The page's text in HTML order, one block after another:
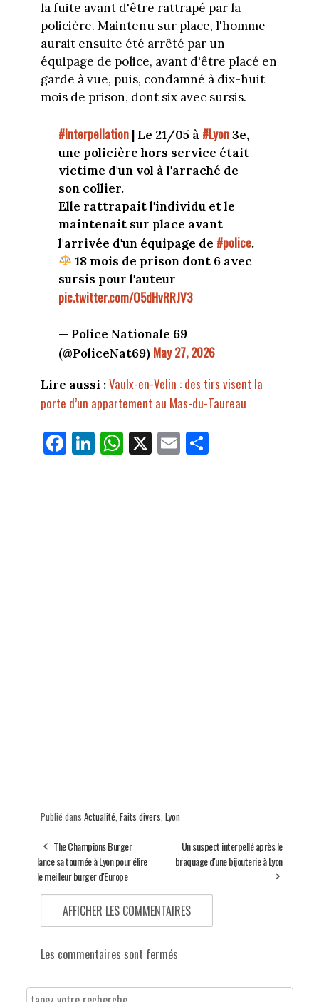
la fuite avant d'être rattrapé par la
policière. Maintenu sur place, l'homme
aurait ensuite été arrêté par un
équipage de police, avant d'être placé en
garde à vue, puis, condamné à dix-huit
mois de prison, dont six avec sursis.
#Interpellation | Le 21/05 à #Lyon3e,
une policière hors service était
victime d'un vol à l'arraché de
son collier.
Elle rattrapait l'individu et le
maintenait sur place avant
l'arrivée d'un équipage de #police.
18 mois de prison dont 6 avec
sursis pour l'auteur
pic.twitter.com/O5dHvRRJV3
— Police Nationale 69
(@PoliceNat69) May 27, 2026
Lire aussi :Vaulx-en-Velin : des tirs visent la
porte d’un appartement au Mas-du-Taureau
Fa
ce
Li
nk
W
ha
X E
m
Pa
Publié dans Actualité, Faits divers, Lyon
The Champions Burger
lance sa tournée à Lyon pour élire
le meilleur burger d'Europe
Un suspect interpellé après le
braquage d'une bijouterie à Lyon
AFFICHER LES COMMENTAIRES
Les commentaires sont fermés